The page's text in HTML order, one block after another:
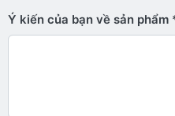
Ý kiến ​​của bạn về sản phẩm